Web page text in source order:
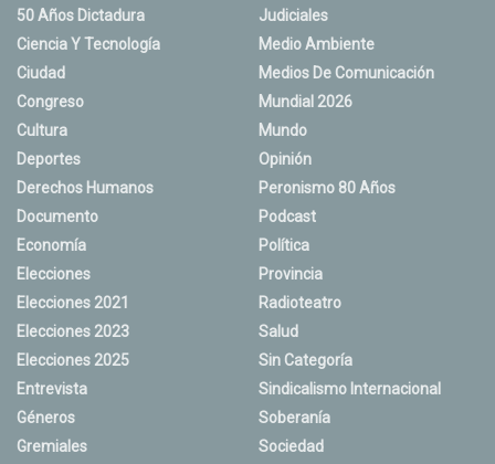
50 Años Dictadura
Ciencia Y Tecnología
Ciudad
Congreso
Cultura
Deportes
Derechos Humanos
Documento
Economía
Elecciones
Elecciones 2021
Elecciones 2023
Elecciones 2025
Entrevista
Géneros
Gremiales
Judiciales
Medio Ambiente
Medios De Comunicación
Mundial 2026
Mundo
Opinión
Peronismo 80 Años
Podcast
Política
Provincia
Radioteatro
Salud
Sin Categoría
Sindicalismo Internacional
Soberanía
Sociedad